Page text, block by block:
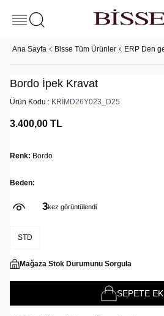
Ana Sayfa Bisse Tüm Ürünler ERP Den
Bordo İpek Kravat
Ürün Kodu : KRİMD26Y023_D25
3.400,00 TL
Renk: Bordo
Beden:
3kez görüntülendi
STD
Mağaza Stok Durumunu Sorgula
SEPETE